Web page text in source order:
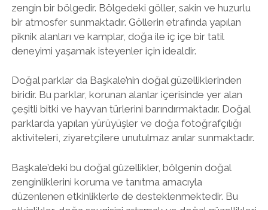
zengin bir bölgedir. Bölgedeki göller, sakin ve huzurlu
bir atmosfer sunmaktadır. Göllerin etrafında yapılan
piknik alanları ve kamplar, doğa ile iç içe bir tatil
deneyimi yaşamak isteyenler için idealdir.
Doğal parklar da Başkale’nin doğal güzelliklerinden
biridir. Bu parklar, korunan alanlar içerisinde yer alan
çeşitli bitki ve hayvan türlerini barındırmaktadır. Doğal
parklarda yapılan yürüyüşler ve doğa fotoğrafçılığı
aktiviteleri, ziyaretçilere unutulmaz anılar sunmaktadır.
Başkale’deki bu doğal güzellikler, bölgenin doğal
zenginliklerini koruma ve tanıtma amacıyla
düzenlenen etkinliklerle de desteklenmektedir. Bu